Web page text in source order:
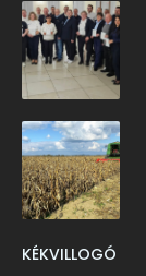
KÉKVILLOGÓ